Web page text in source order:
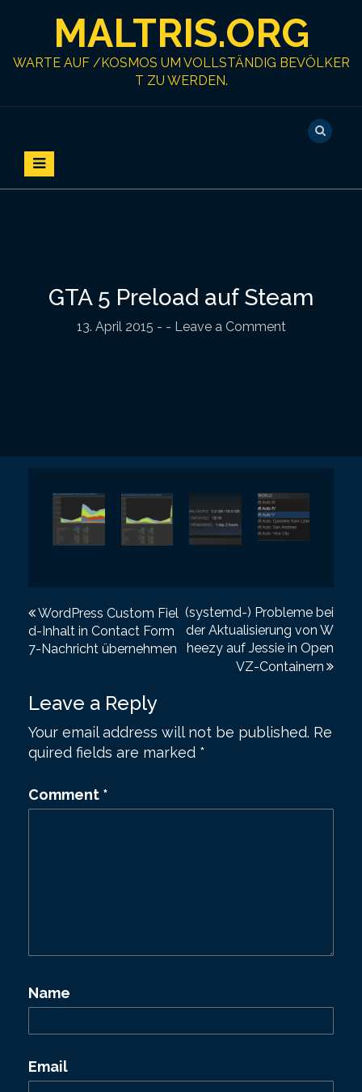
MALTRIS.ORG
WARTE AUF /KOSMOS UM VOLLSTÄNDIG BEVÖLKER
T ZU WERDEN.
GTA 5 Preload auf Steam
13. April 2015 - - Leave a Comment
P
o
t
n
a
i
n
WordPress Custom Fiel
d-Inhalt in Contact Form
7-Nachricht übernehmen
(systemd-) Probleme bei
der Aktualisierung von W
heezy auf Jessie in Open
VZ-Containern
Leave a Reply
Your email address will not be published. Re
quired fields are marked *
Comment *
Name
Email